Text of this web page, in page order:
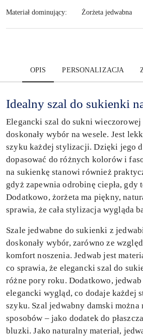
Materiał dominujący: Żorżeta jedwabna
OPIS PERSONALIZACJA
Idealny szal do sukienki
Elegancki szal do sukni wieczorowej
doskonały wybór na wesele. Jest
szyku każdej stylizacji. Dzięki jego
dopasować do różnych kolorów i
na sukienkę stanowi również
gdyż zapewnia odrobinę ciepła, gdy
Dodatkowo, żorżeta ma piękny,
sprawia, że cała stylizacja wygląda
Szale jedwabne do sukienki z
doskonały wybór, zarówno ze
komfort noszenia. Jedwab jest
co sprawia, że elegancki szal do
różne pory roku. Dodatkowo,
elegancki wygląd, co dodaje każdej
szyku. Szal jedwabny damski można
sposobów – jako dodatek do
bluzki. Jako naturalny materiał,